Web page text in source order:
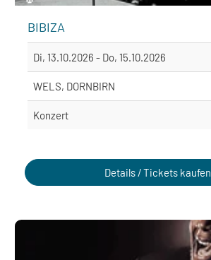
BIBIZA
Di, 13.10.2026 - Do, 15.10.2026
WELS, DORNBIRN
Konzert
Details / Tickets kaufen